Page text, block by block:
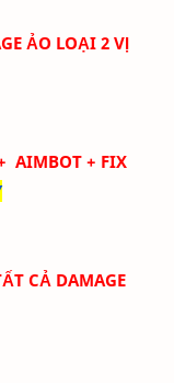
ẢO LOẠI 2VỊ
AIMBOT + FIX
CẢ DAMAGE